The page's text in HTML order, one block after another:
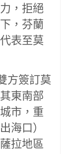
，拒絕
，芬蘭
表至莫
方簽訂莫
東南部
市，重
海口）
拉地區